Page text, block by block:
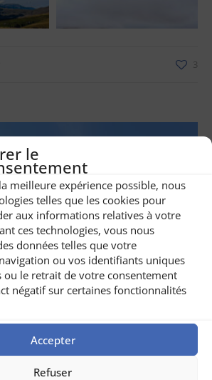
le
meilleure expérience possible, nous
telles que les cookies pour
aux informations relatives à votre
ces technologies, vous nous
données telles que votre
ou vos identifiants uniques
ou le retrait de votre consentement
négatif sur certaines fonctionnalités
Accepter
Refuser
3
Roumanie